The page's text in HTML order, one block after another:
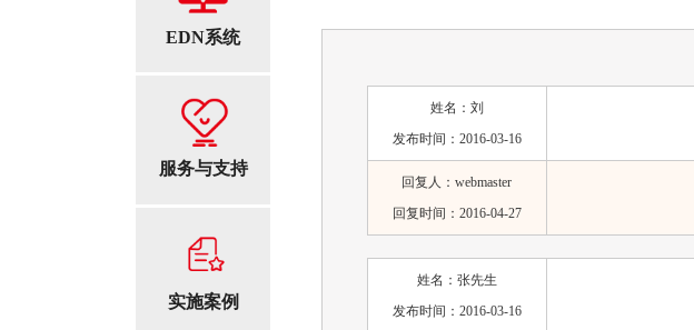
EDN系统
服务与支持
实施案例
姓名： 刘
发布时间： 2016-03-16
回复人： webmaster
回复时间： 2016-04-27
姓名： 张先生
发布时间： 2016-03-16